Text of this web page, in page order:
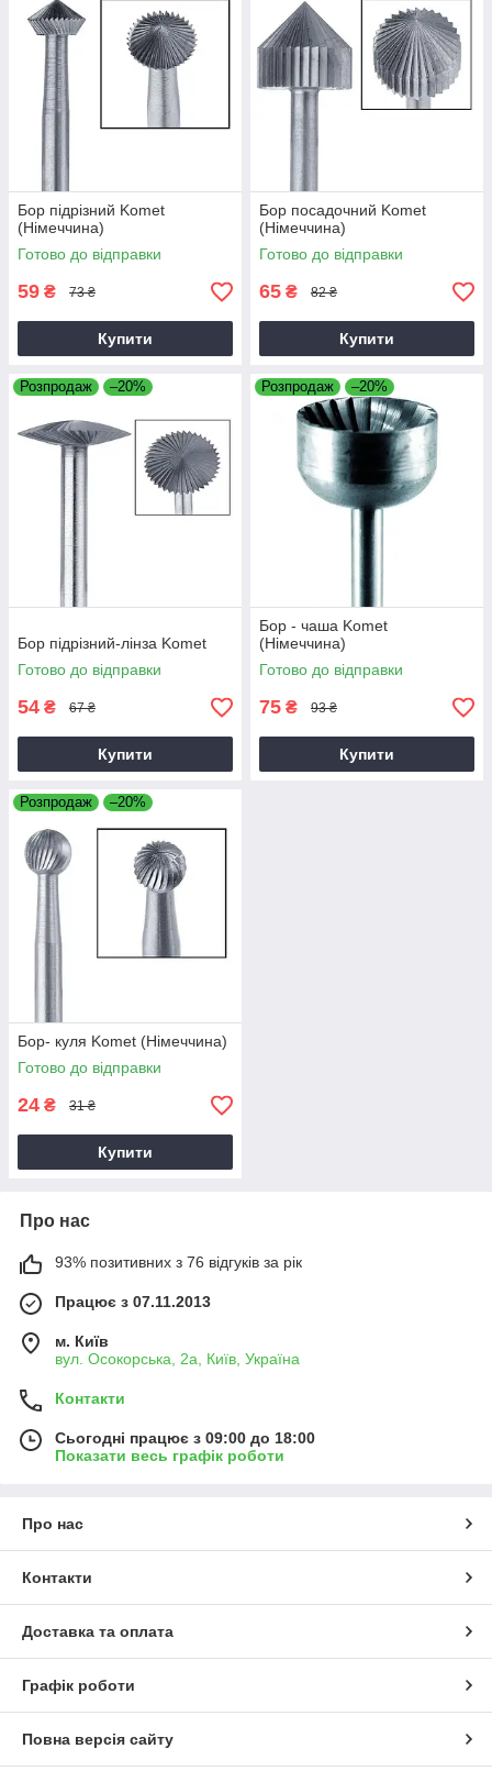
Бор підрізний Komet
(Німеччина)
Готово до відправки
59 ₴ 73 ₴
Купити
Бор посадочний Komet
(Німеччина)
Готово до відправки
65 ₴ 82 ₴
Купити
Розпродаж –20%
Бор підрізний-лінза Komet
Готово до відправки
54 ₴ 67 ₴
Купити
Розпродаж –20%
Бор - чаша Komet
(Німеччина)
Готово до відправки
75 ₴ 93 ₴
Купити
Розпродаж –20%
Бор- куля Komet (Німеччина)
Готово до відправки
24 ₴ 31 ₴
Купити
Про нас
93% позитивних з 76 відгуків за рік
Працює з 07.11.2013
м. Київ
вул. Осокорська, 2а, Київ, Україна
Контакти
Сьогодні працює з 09:00 до 18:00
Показати весь графік роботи
Про нас
Контакти
Доставка та оплата
Графік роботи
Повна версія сайту